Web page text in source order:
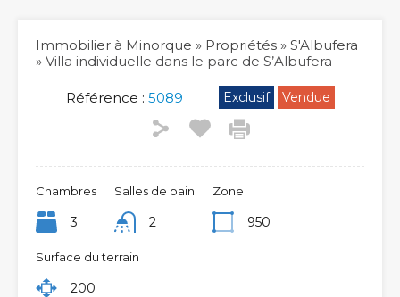
Immobilier à Minorque » Propriétés » S'Albufera
» Villa individuelle dans le parc de S’Albufera
Référence : 5089 Exclusif Vendue
Chambres
3
Salles de bain
2
Zone
950
Surface du terrain
200